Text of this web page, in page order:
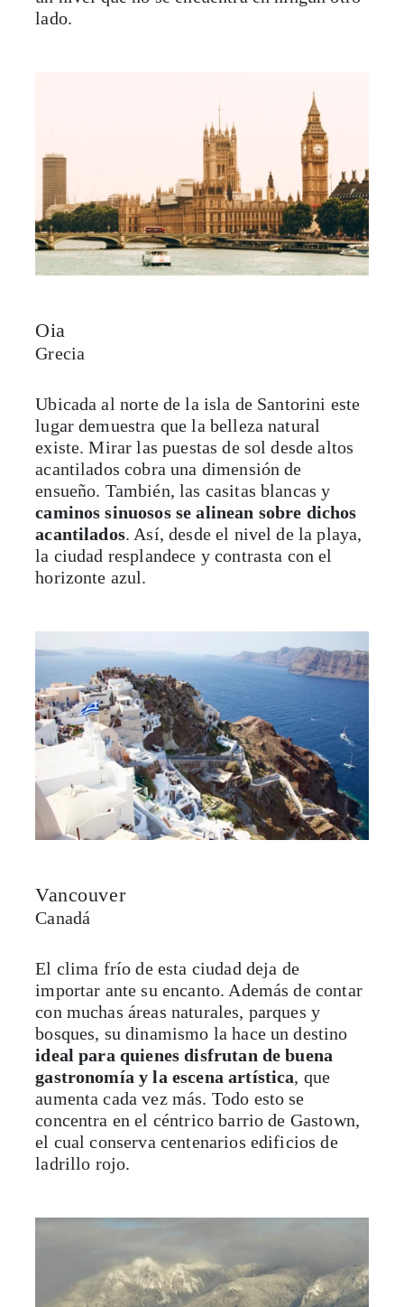
Ubicada al norte de la isla de Santorini este
lugar demuestra que la belleza natural
acantilados cobra una dimensión de
ensueño. También, las casitas blancas y
caminos sinuosos se alinean sobre dichos
acantilados. Así, desde el nivel de la playa,
la ciudad resplandece y contrasta con el
horizonte azul.
Vancouver
El clima frío de esta ciudad deja de
importar ante su encanto. Además de contar
bosques, su dinamismo la hace un destino
ideal para quienes disfrutan de buena
gastronomía y la escena artística, que
aumenta cada vez más. Todo esto se
concentra en el céntrico barrio de Gastown,
el cual conserva centenarios edificios de
ladrillo rojo.